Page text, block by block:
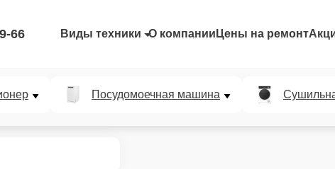
66 Виды техники О компании Цены на ремонт
Посудомоечная машина